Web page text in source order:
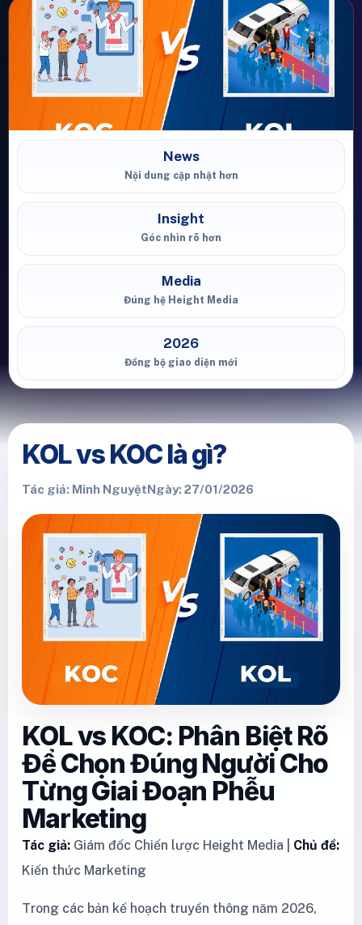
News
Nội dung cập nhật hơn
Insight
Góc nhìn rõ hơn
Media
Đúng hệ Height Media
2026
Đồng bộ giao diện mới
KOL vs KOC là gì?
Tác giả: Minh NguyệtNgày: 27/01/2026
KOL vs KOC: Phân Biệt Rõ
Để Chọn Đúng Người Cho
Từng Giai Đoạn Phễu
Marketing
Tác giả: Giám đốc Chiến lược Height Media | Chủ đề:
Kiến thức Marketing
Trong các bản kế hoạch truyền thông năm 2026,